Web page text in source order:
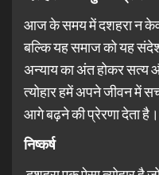
आज के समय में दशहरा न
बल्कि यह समाज को यह
अन्याय का अंत होकर सत्य
त्योहार हमें अपने जीवन में
आगे बढ़ने की प्रेरणा देता है।
निष्कर्ष